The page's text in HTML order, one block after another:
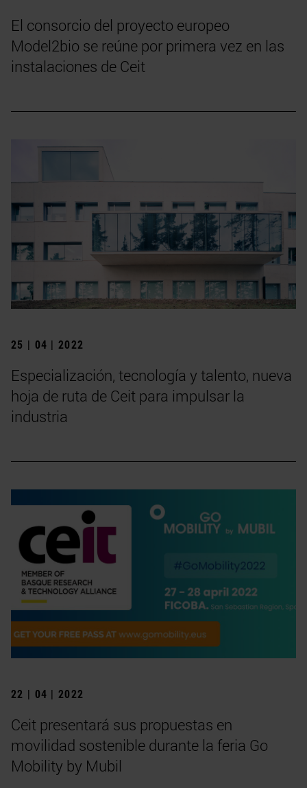
El consorcio del proyecto europeo
Model2bio se reúne por primera vez en las
instalaciones de Ceit
25 | 04 | 2022
Especialización, tecnología y talento, nueva
hoja de ruta de Ceit para impulsar la
industria
22 | 04 | 2022
Ceit presentará sus propuestas en
movilidad sostenible durante la feria Go
Mobility by Mubil